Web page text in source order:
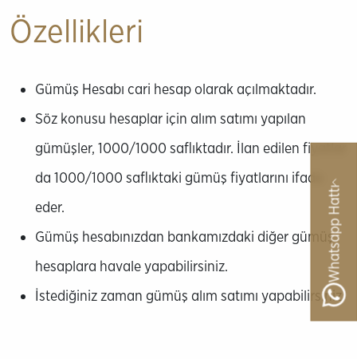
Özellikleri
Gümüş Hesabı cari hesap olarak açılmaktadır.
Söz konusu hesaplar için alım satımı yapılan
gümüşler, 1000/1000 saflıktadır. İlan edilen fiyatlar
da 1000/1000 saflıktaki gümüş fiyatlarını ifade
eder.
Gümüş hesabınızdan bankamızdaki diğer gümüş
hesaplara havale yapabilirsiniz.
İstediğiniz zaman gümüş alım satımı yapabilirsiniz.
Whatsapp Hattı